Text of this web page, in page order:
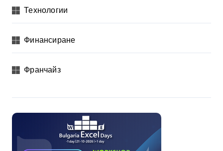
Технологии
Финансиране
Франчайз